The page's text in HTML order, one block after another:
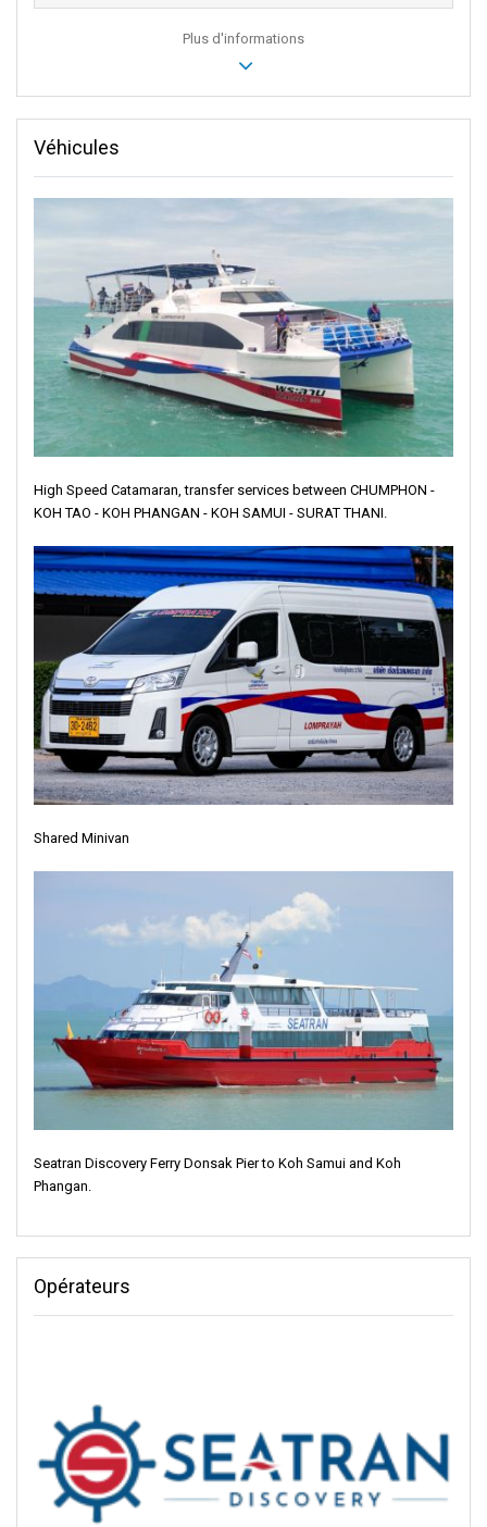
Plus d'informations
Véhicules
High Speed Catamaran, transfer services between CHUMPHON -
KOH TAO - KOH PHANGAN - KOH SAMUI - SURAT THANI.
Shared Minivan
Seatran Discovery Ferry Donsak Pier to Koh Samui and Koh
Phangan.
Opérateurs